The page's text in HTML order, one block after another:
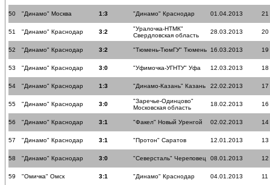
50 "Динамо" Москва 1:3 "Динамо" Краснодар 01.04.2013 21
51 "Динамо" Краснодар 3:2
"Уралочка-НТМК"
Свердловская область
28.03.2013 20
52 "Динамо" Краснодар 3:2 "Тюмень-ТюмГУ" Тюмень 16.03.2013 19
53 "Динамо" Краснодар 3:0 "Уфимочка-УГНТУ" Уфа 12.03.2013 18
54 "Динамо" Краснодар 1:3 "Динамо-Казань" Казань 22.02.2013 17
55 "Динамо" Краснодар 3:0
"Заречье-Одинцово"
Московская область
18.02.2013 16
56 "Динамо" Краснодар 3:1 "Факел" Новый Уренгой 02.02.2013 14
57 "Динамо" Краснодар 3:1 "Протон" Саратов 12.01.2013 13
58 "Динамо" Краснодар 3:0 "Северсталь" Череповец 08.01.2013 12
59 "Омичка" Омск 3:1 "Динамо" Краснодар 04.01.2013 11